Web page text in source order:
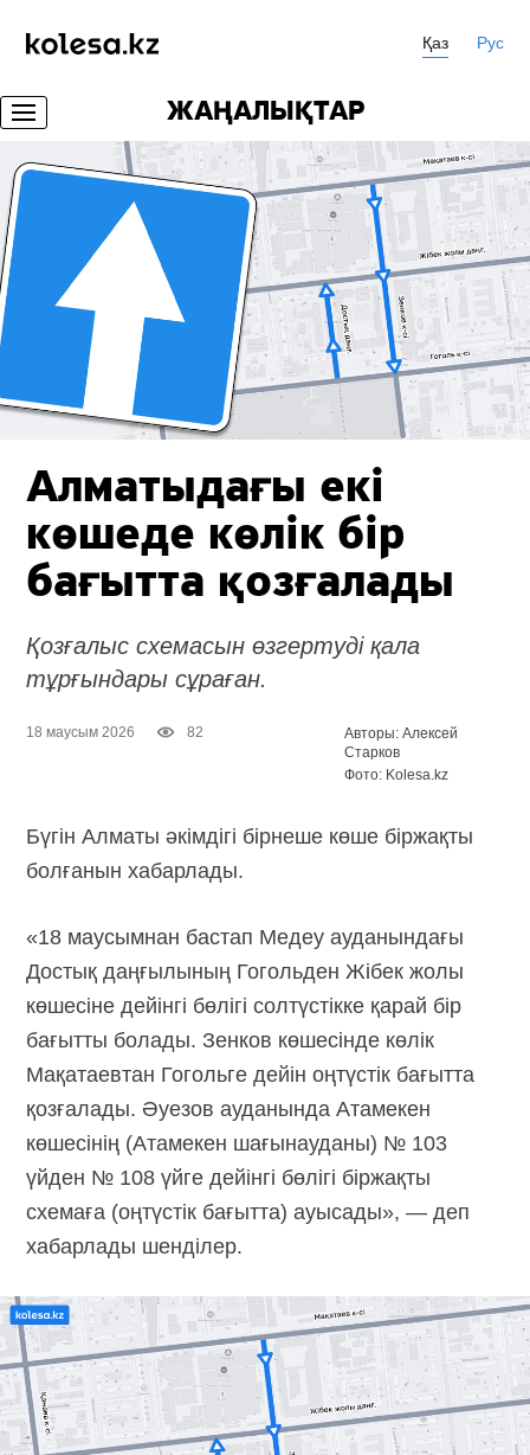
Қаз Рус
ЖАҢАЛЫҚТАР
Алматыдағы екі
көшеде көлік бір
бағытта қозғалады
Қозғалыс схемасын өзгертуді қала
тұрғындары сұраған.
18 маусым 2026 82
Авторы: Алексей
Старков
Фото: Kolesa.kz
Бүгін Алматы әкімдігі бірнеше көше біржақты
болғанын хабарлады.
«18 маусымнан бастап Медеу ауданындағы
Достық даңғылының Гогольден Жібек жолы
көшесіне дейінгі бөлігі солтүстікке қарай бір
бағытты болады. Зенков көшесінде көлік
Мақатаевтан Гогольге дейін оңтүстік бағытта
қозғалады. Әуезов ауданында Атамекен
көшесінің (Атамекен шағынауданы) № 103
үйден № 108 үйге дейінгі бөлігі біржақты
схемаға (оңтүстік бағытта) ауысады», — деп
хабарлады шенділер.